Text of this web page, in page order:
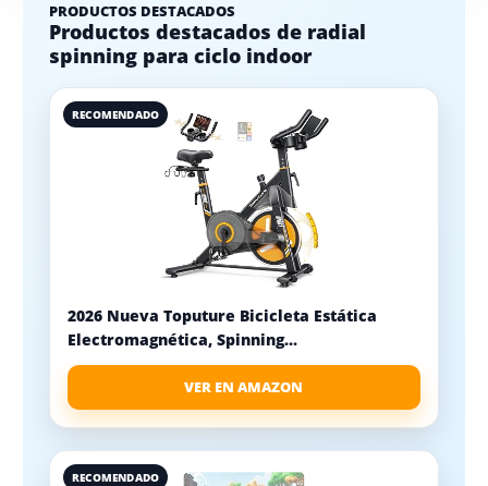
PRODUCTOS DESTACADOS
Productos destacados de radial
spinning para ciclo indoor
RECOMENDADO
2026 Nueva Toputure Bicicleta Estática
Electromagnética, Spinning...
VER EN AMAZON
RECOMENDADO